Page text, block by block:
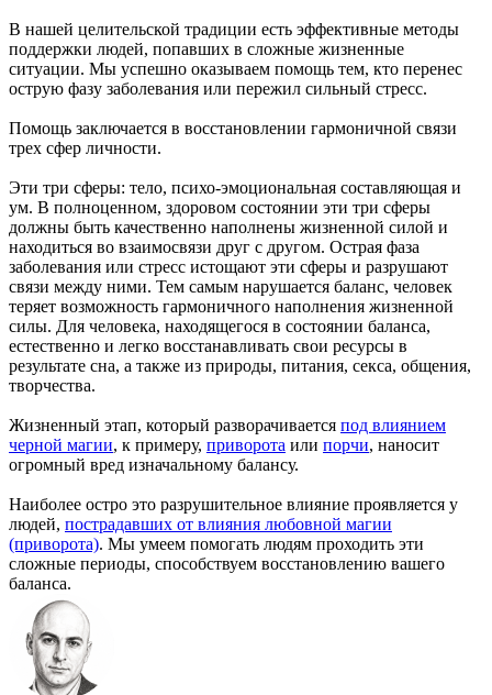
В нашей целительской традиции есть эффективные методы
поддержки людей, попавших в сложные жизненные
ситуации. Мы успешно оказываем помощь тем, кто перенес
острую фазу заболевания или пережил сильный стресс.
Помощь заключается в восстановлении гармоничной связи
трех сфер личности.
Эти три сферы: тело, психо-эмоциональная составляющая и
ум. В полноценном, здоровом состоянии эти три сферы
должны быть качественно наполнены жизненной силой и
находиться во взаимосвязи друг с другом. Острая фаза
заболевания или стресс истощают эти сферы и разрушают
связи между ними. Тем самым нарушается баланс, человек
теряет возможность гармоничного наполнения жизненной
силы. Для человека, находящегося в состоянии баланса,
естественно и легко восстанавливать свои ресурсы в
результате сна, а также из природы, питания, секса, общения,
творчества.
Жизненный этап, который разворачивается под влиянием
черной магии, к примеру, приворота или порчи, наносит
огромный вред изначальному балансу.
Наиболее остро это разрушительное влияние проявляется у
людей, пострадавших от влияния любовной магии
(приворота). Мы умеем помогать людям проходить эти
сложные периоды, способствуем восстановлению вашего
баланса.